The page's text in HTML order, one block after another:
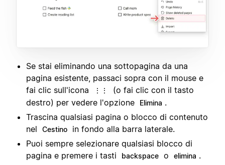
Se stai eliminando una sottopagina da una
pagina esistente, passaci sopra con il mouse e
fai clic sull'icona
⋮⋮
(o fai clic con il tasto
destro) per vedere l'opzione
Elimina .
Trascina qualsiasi pagina o blocco di contenuto
nel
Cestino
in fondo alla barra laterale.
Puoi sempre selezionare qualsiasi blocco di
pagina e premere i tasti
backspace o elimina .